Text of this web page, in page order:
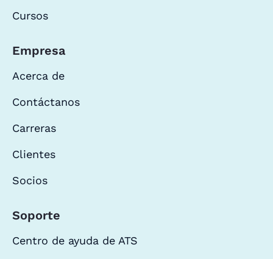
Cursos
Empresa
Acerca de
Contáctanos
Carreras
Clientes
Socios
Soporte
Centro de ayuda de ATS